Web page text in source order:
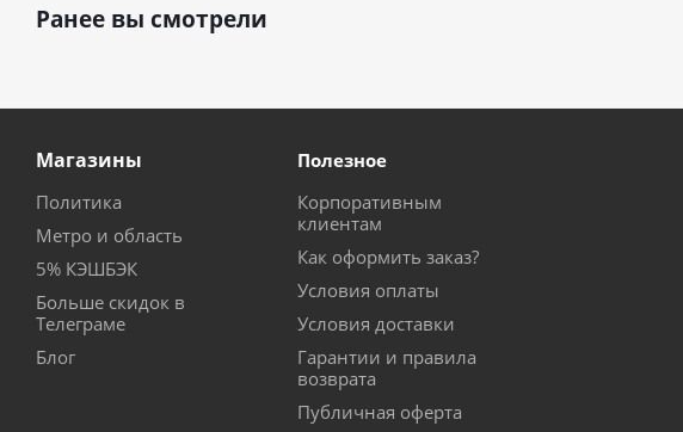
Ранее вы смотрели
Магазины
Политика
Метро и область
5% КЭШБЭК
Больше скидок в
Телеграме
Блог
Полезное
Корпоративным
клиентам
Как оформить заказ?
Условия оплаты
Условия доставки
Гарантии и правила
возврата
Публичная оферта